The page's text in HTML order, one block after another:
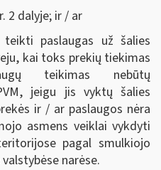
2 dalyje; ir / ar
paslaugas už šalies
kai toks prekių tiekimas
teikimas nebūtų
jeigu jis vyktų šalies
ir / ar paslaugos nėra
asmens veiklai vykdyti
pagal smulkiojo
narėse.